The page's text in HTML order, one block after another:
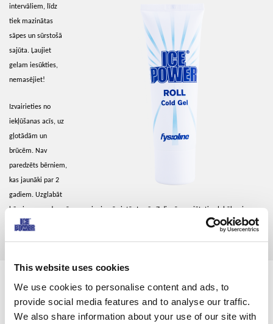
This website uses cookies
We use cookies to personalise content and ads, to
provide social media features and to analyse our traffic.
We also share information about your use of our site with
intervāliem, līdz
tiek mazinātas
sāpes un sūrstošā
sajūta. Ļaujiet
gelam iesūkties,
nemasējiet!
Izvairieties no
iekļūšanas acīs, uz
gļotādām un
brūcēm. Nav
paredzēts bērniem,
kas jaunāki par 2
gadiem. Uzglabāt
bērniem neredzamā un nepieejamā vietā. Ja pēc 7 dienām nejūtaties labāk vai
jūtaties sliktāk, konsultējieties ar savu ārstu. Tikai ārīgai lietošanai.
Kur iegādāties